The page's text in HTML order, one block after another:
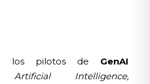
los pilotos de GenAI
Artificial Intelligence,